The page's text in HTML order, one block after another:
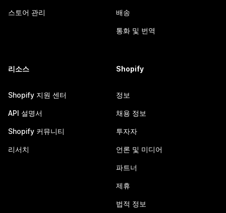
스토어 관리 배송
통화 및 번역
리소스
Shopify 지원 센터
API 설명서
Shopify 커뮤니티
리서치
Shopify
정보
채용 정보
투자자
언론 및 미디어
파트너
제휴
법적 정보